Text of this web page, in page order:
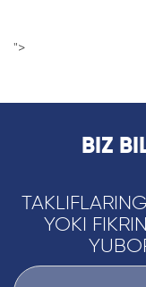
">
BIZ
YOKI